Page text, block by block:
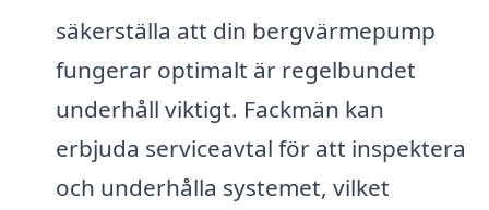
säkerställa att din bergvärmepump
fungerar optimalt är regelbundet
underhåll viktigt. Fackmän kan
erbjuda serviceavtal för att inspektera
och underhålla systemet, vilket